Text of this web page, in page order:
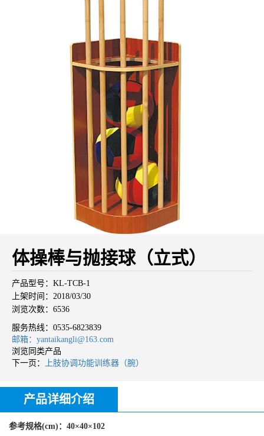
体操棒与抛接球（立式）
产品型号：KL-TCB-1
上架时间：2018/03/30
浏览次数：6536
服务热线： 0535-6823839
邮箱：yantaikangli@163.com
浏览同类产品
下一页：
上肢协调功能训练器（腕）
产品详细介绍
参考规格(cm)：40×40×102